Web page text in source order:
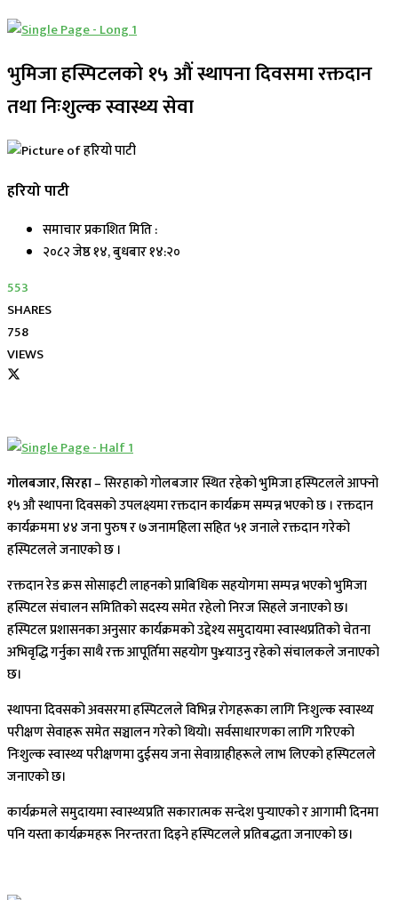
भुमिजा हस्पिटलको १५ औं स्थापना दिवसमा रक्तदान
तथा निःशुल्क स्वास्थ्य सेवा
हरियो पाटी
समाचार प्रकाशित मिति :
२०८२ जेष्ठ १४, बुधबार १४:२०
553
SHARES
758
VIEWS
गोलबजार, सिरहा– सिरहाकाे गोलबजार स्थित रहेको भुमिजा हस्पिटलले आफ्नो
१५ औ स्थापना दिवसको उपलक्ष्यमा रक्तदान कार्यक्रम सम्पन्न भएको छ । रक्तदान
कार्यक्रममा ४४ जना पुरुष र ७जनामहिला सहित ५१ जनाले रक्तदान गरेको
हस्पिटलले जनाएको छ ।
रक्तदान रेड क्रस सोसाइटी लाहनको प्राबिधिक सहयोगमा सम्पन्न भएको भुमिजा
हस्पिटल संचालन समितिको सदस्य समेत रहेलो निरज सिहले जनाएकाे छ।
हस्पिटल प्रशासनका अनुसार कार्यक्रमको उद्देश्य समुदायमा स्वास्थप्रतिको चेतना
अभिवृद्धि गर्नुका साथै रक्त आपूर्तिमा सहयोग पु¥याउनु रहेको संचालकले जनाएको
छ।
स्थापना दिवसको अवसरमा हस्पिटलले विभिन्न रोगहरूका लागि निःशुल्क स्वास्थ्य
परीक्षण सेवाहरू समेत सञ्चालन गरेको थियो। सर्वसाधारणका लागि गरिएको
निःशुल्क स्वास्थ्य परीक्षणमा दुईसय जना सेवाग्राहीहरूले लाभ लिएको हस्पिटलले
जनाएको छ।
कार्यक्रमले समुदायमा स्वास्थ्यप्रति सकारात्मक सन्देश पुर्‍याएको र आगामी दिनमा
पनि यस्ता कार्यक्रमहरू निरन्तरता दिइने हस्पिटलले प्रतिबद्धता जनाएको छ।